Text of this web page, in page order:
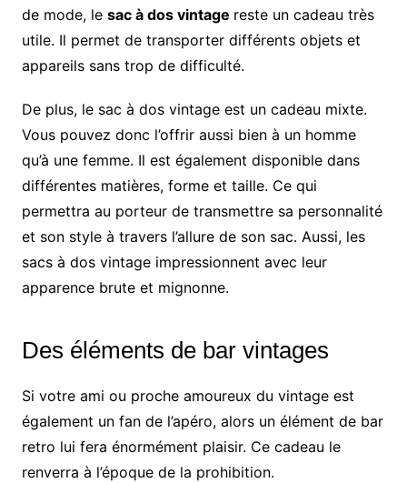
de mode, le sac à dos vintage reste un cadeau très
utile. Il permet de transporter différents objets et
appareils sans trop de difficulté.
De plus, le sac à dos vintage est un cadeau mixte.
Vous pouvez donc l’offrir aussi bien à un homme
qu’à une femme. Il est également disponible dans
différentes matières, forme et taille. Ce qui
permettra au porteur de transmettre sa personnalité
et son style à travers l’allure de son sac. Aussi, les
sacs à dos vintage impressionnent avec leur
apparence brute et mignonne.
Des éléments de bar vintages
Si votre ami ou proche amoureux du vintage est
également un fan de l’apéro, alors un élément de bar
retro lui fera énormément plaisir. Ce cadeau le
renverra à l’époque de la prohibition.